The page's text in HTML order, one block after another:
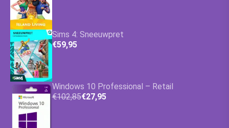
Sims 4: Sneeuwpret
€59,95
Windows 10 Professional – Retail
€102,85€27,95